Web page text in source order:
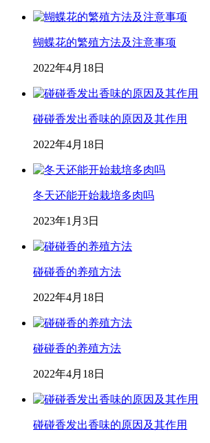
蝴蝶花的繁殖方法及注意事项
2022年4月18日
碰碰香发出香味的原因及其作用
2022年4月18日
冬天还能开始栽培多肉吗
2023年1月3日
碰碰香的养殖方法
2022年4月18日
碰碰香的养殖方法
2022年4月18日
碰碰香发出香味的原因及其作用